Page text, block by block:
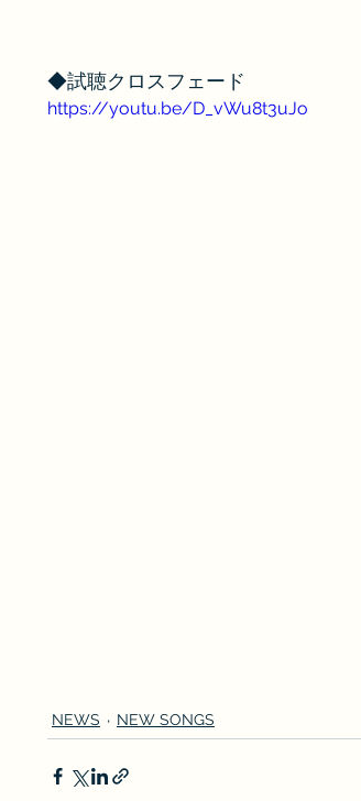
◆試聴クロスフェード
https://youtu.be/D_vWu8t3uJo
NEWS NEW SONGS